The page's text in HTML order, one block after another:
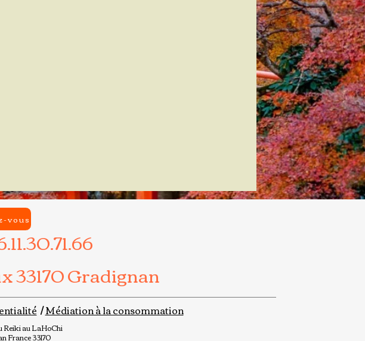
33170 Gradignan
vous
/Médiation à la consommation
Reiki au LaHoChi
France 33170